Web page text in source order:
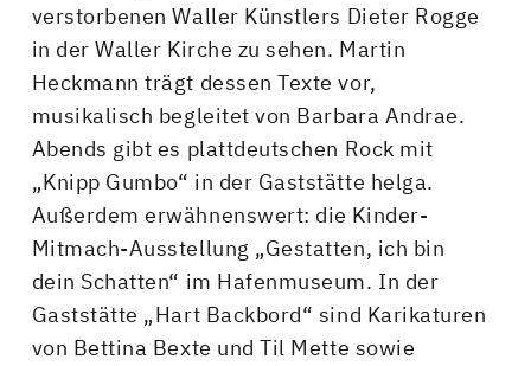
verstorbenen Waller Künstlers Dieter Rogge
in der Waller Kirche zu sehen. Martin
Heckmann trägt dessen Texte vor,
musikalisch begleitet von Barbara Andrae.
Abends gibt es plattdeutschen Rock mit
„Knipp Gumbo“ in der Gaststätte helga.
Außerdem erwähnenswert: die Kinder-
Mitmach-Ausstellung „Gestatten, ich bin
dein Schatten“ im Hafenmuseum. In der
Gaststätte „Hart Backbord“ sind Karikaturen
von Bettina Bexte und Til Mette sowie